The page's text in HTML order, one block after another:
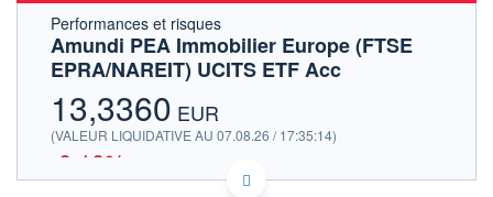
ACTUALITÉS
HISTORIQUE
Performances et risques
Amundi PEA Immobilier Europe (FTSE
EPRA/NAREIT) UCITS ETF Acc
13,3360 EUR
(VALEUR LIQUIDATIVE AU 07.08.26 / 17:35:14)
-0,10%
13.336